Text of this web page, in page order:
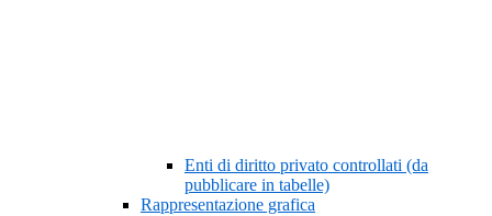
Enti di diritto privato controllati (da
pubblicare in tabelle)
Rappresentazione grafica